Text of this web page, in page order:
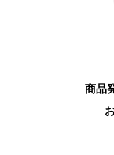
商品